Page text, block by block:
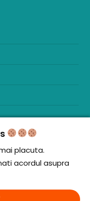
placuta.
acordul asupra